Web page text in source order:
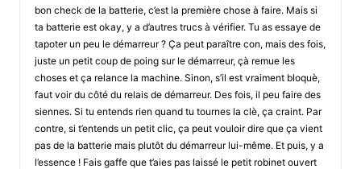
bon check de la batterie, c’est la première chose à faire. Mais si
ta batterie est okay, y a d’autres trucs à vérifier. Tu as essaye de
tapoter un peu le démarreur ? Ça peut paraître con, mais des fois,
juste un petit coup de poing sur le démarreur, çà remue les
choses et ça relance la machine. Sinon, s’il est vraiment bloquè,
faut voir du côté du relais de démarreur. Des fois, il peu faire des
siennes. Si tu entends rien quand tu tournes la clè, ça craint. Par
contre, si t’entends un petit clic, ça peut vouloir dire que ça vient
pas de la batterie mais plutôt du démarreur lui-même. Et puis, y a
l’essence ! Fais gaffe que t’aies pas laissé le petit robinet ouvert